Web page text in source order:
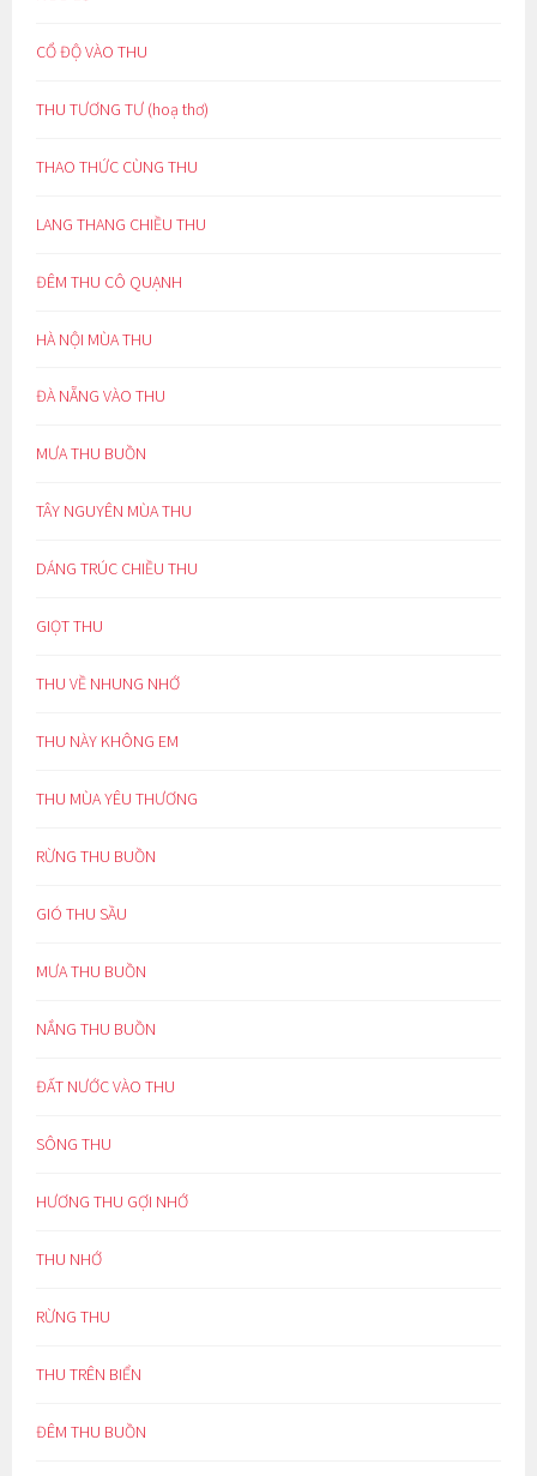
CỔ ĐỘ VÀO THU
THU TƯƠNG TƯ (hoạ thơ)
THAO THỨC CÙNG THU
LANG THANG CHIỀU THU
ĐÊM THU CÔ QUẠNH
HÀ NỘI MÙA THU
ĐÀ NẴNG VÀO THU
MƯA THU BUỒN
TÂY NGUYÊN MÙA THU
DÁNG TRÚC CHIỀU THU
GIỌT THU
THU VỀ NHUNG NHỚ
THU NÀY KHÔNG EM
THU MÙA YÊU THƯƠNG
RỪNG THU BUỒN
GIÓ THU SẦU
MƯA THU BUỒN
NẮNG THU BUỒN
ĐẤT NƯỚC VÀO THU
SÔNG THU
HƯƠNG THU GỢI NHỚ
THU NHỚ
RỪNG THU
THU TRÊN BIỂN
ĐÊM THU BUỒN